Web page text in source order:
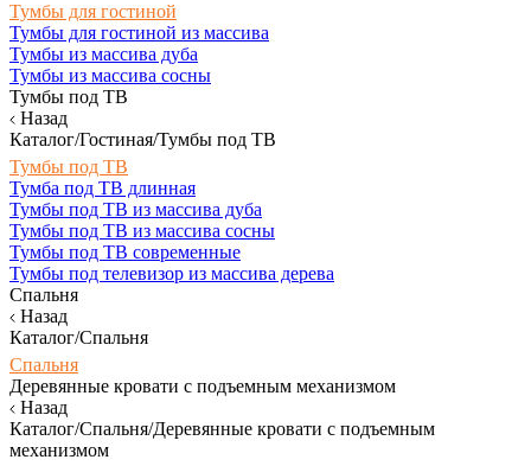
Тумбы для гостиной
Тумбы для гостиной из массива
Тумбы из массива дуба
Тумбы из массива сосны
Тумбы под ТВ
Назад
Каталог/Гостиная/Тумбы под ТВ
Тумбы под ТВ
Тумба под ТВ длинная
Тумбы под ТВ из массива дуба
Тумбы под ТВ из массива сосны
Тумбы под ТВ современные
Тумбы под телевизор из массива дерева
Спальня
Назад
Каталог/Спальня
Спальня
Деревянные кровати с подъемным механизмом
Назад
Каталог/Спальня/Деревянные кровати с подъемным
механизмом